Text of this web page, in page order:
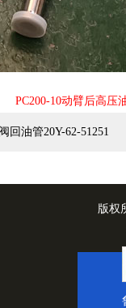
PC200-10动臂后高压
回油管20Y-62-51251